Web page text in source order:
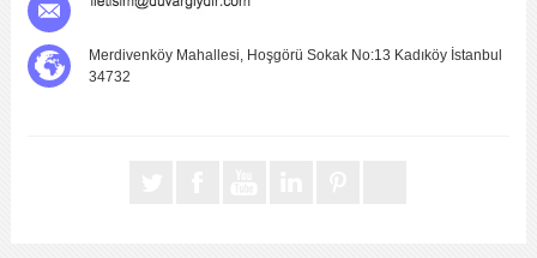
Merdivenköy Mahallesi, Hoşgörü Sokak No:13 Kadıköy İstanbul
34732